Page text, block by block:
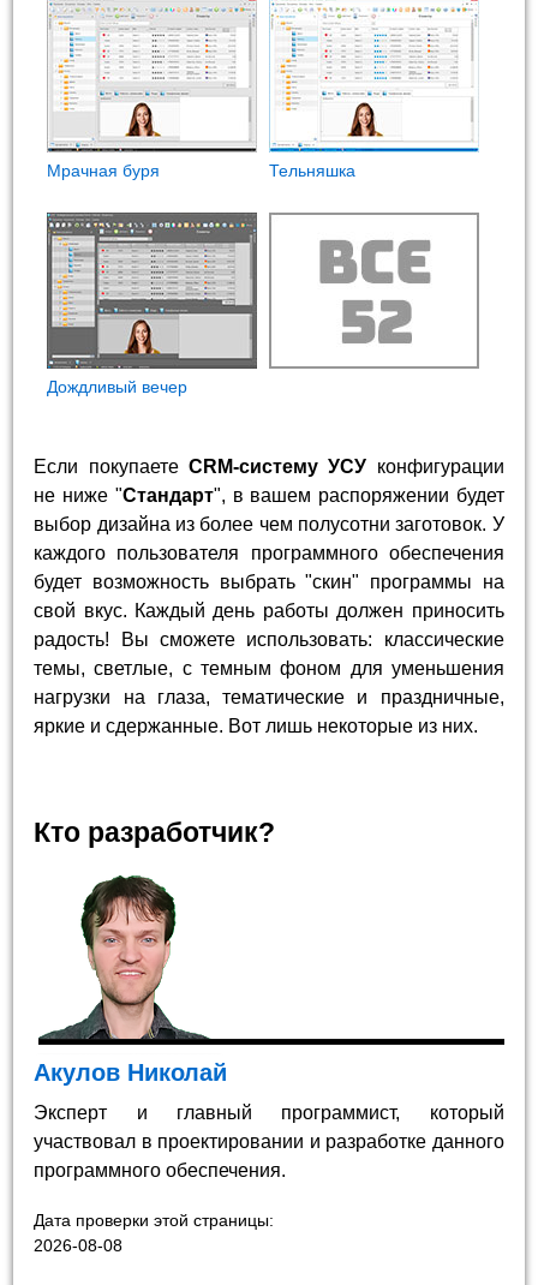
Мрачная буря Тельняшка
Дождливый вечер
Если покупаете CRM-систему УСУ конфигурации
не ниже "Стандарт", в вашем распоряжении будет
выбор дизайна из более чем полусотни заготовок. У
каждого пользователя программного обеспечения
будет возможность выбрать "скин" программы на
свой вкус. Каждый день работы должен приносить
радость! Вы сможете использовать: классические
темы, светлые, с темным фоном для уменьшения
нагрузки на глаза, тематические и праздничные,
яркие и сдержанные. Вот лишь некоторые из них.
Кто разработчик?
Акулов Николай
Эксперт и главный программист, который
участвовал в проектировании и разработке данного
программного обеспечения.
Дата проверки этой страницы:
2026-08-08